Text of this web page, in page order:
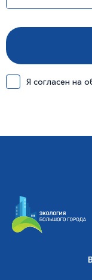
Я согласен на